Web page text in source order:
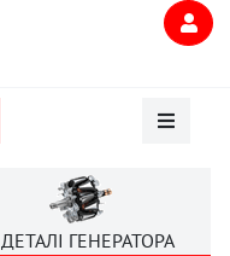
ДЕТАЛІ ГЕНЕРАТОРА